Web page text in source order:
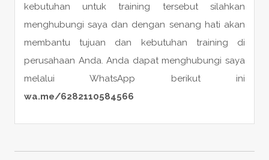
kebutuhan untuk training tersebut silahkan
menghubungi saya dan dengan senang hati akan
membantu tujuan dan kebutuhan training di
perusahaan Anda. Anda dapat menghubungi saya
melalui WhatsApp berikut ini
wa.me/6282110584566
POST